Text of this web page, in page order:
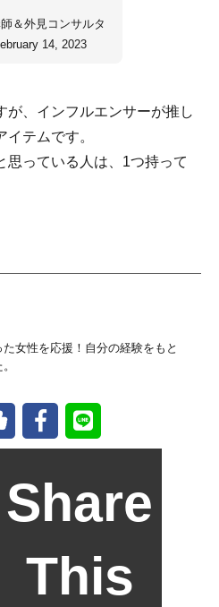
＆外見コンサルタ
14, 2023
が、インフルエンサーが推し
テムです。
思っている人は、1つ持って
女性を応援！自分の経験をもと
Share
This